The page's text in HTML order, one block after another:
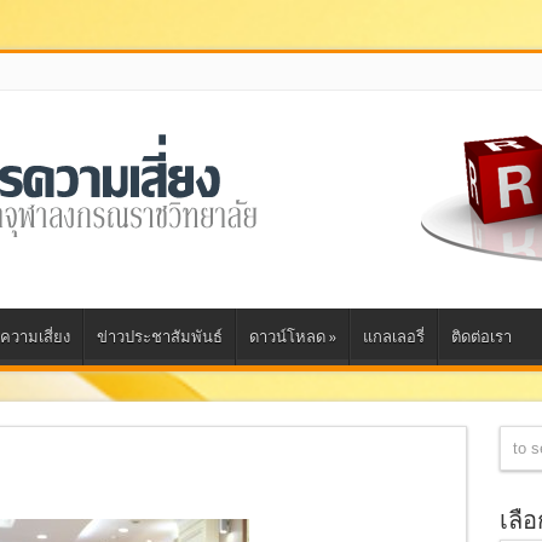
วามเสี่ยง ข่าวประชาสัมพันธ์ ดาวน์โหลด » แกลเลอรี่ ติดต่อเรา
เลื